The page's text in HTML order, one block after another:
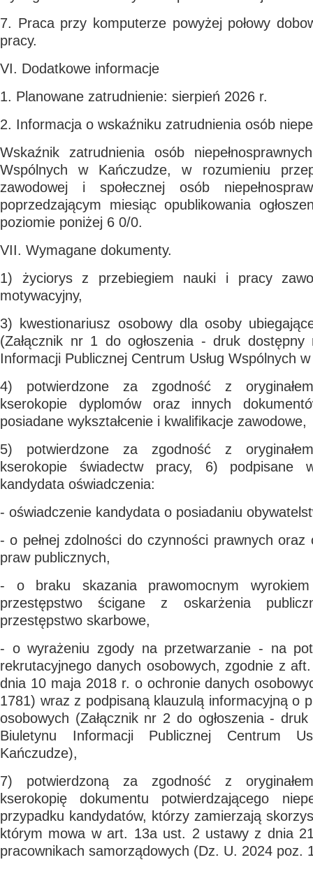
7. Praca przy komputerze powyżej połowy
pracy.
VI. Dodatkowe informacje
1. Planowane zatrudnienie: sierpień 2026 r.
2. Informacja o wskaźniku zatrudnienia osób
Wskaźnik zatrudnienia osób
Wspólnych w Kańczudze, w rozumieniu
zawodowej i społecznej osób
poprzedzającym miesiąc opublikowania
poziomie poniżej 6 0/0.
VII. Wymagane dokumenty.
1) życiorys z przebiegiem nauki i pracy
motywacyjny,
3) kwestionariusz osobowy dla osoby
(Załącznik nr 1 do ogłoszenia - druk dostępny
Informacji Publicznej Centrum Usług Wspólnych
4) potwierdzone za zgodność z
kserokopie dyplomów oraz innych
posiadane wykształcenie i kwalifikacje zawodowe,
5) potwierdzone za zgodność z
kserokopie świadectw pracy, 6) podpisane
kandydata oświadczenia:
- oświadczenie kandydata o posiadaniu
- o pełnej zdolności do czynności prawnych oraz
praw publicznych,
- o braku skazania prawomocnym
przestępstwo ścigane z oskarżenia
przestępstwo skarbowe,
- o wyrażeniu zgody na przetwarzanie - na
rekrutacyjnego danych osobowych, zgodnie z
dnia 10 maja 2018 r. o ochronie danych
1781) wraz z podpisaną klauzulą informacyjną o
osobowych (Załącznik nr 2 do ogłoszenia -
Biuletynu Informacji Publicznej Centrum
Kańczudze),
7) potwierdzoną za zgodność z
kserokopię dokumentu potwierdzającego
przypadku kandydatów, którzy zamierzają
którym mowa w art. 13a ust. 2 ustawy z dnia
pracownikach samorządowych (Dz. U. 2024 poz.